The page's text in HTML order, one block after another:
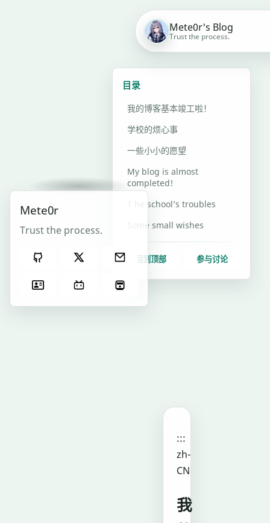
Mete0r's Blog
Trust the process.
Mete0r
Trust the process.
2024
月18
博
客
竣
工!
更
新
更
:::
zh-
CN
我
目录
我的博客基本竣工啦！
学校的烦心事
一些小小的愿望
My blog is almost
completed!
T he school’s troubles
Some small wishes
回到顶部 参与讨论